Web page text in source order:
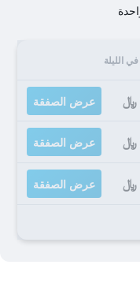
الليلة
عرض الصفقة
عرض الصفقة
عرض الصفقة